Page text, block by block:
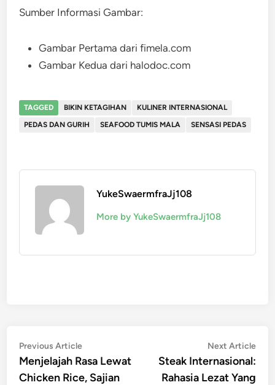
Sumber Informasi Gambar:
Gambar Pertama dari fimela.com
Gambar Kedua dari halodoc.com
TAGGED BIKIN KETAGIHAN
KULINER INTERNASIONAL
PEDAS DAN GURIH
SEAFOOD TUMIS MALA SENSASI PEDAS
YukeSwaermfraJj108
More by YukeSwaermfraJj108
Post
navigation
Previous ArticlePrevious
article:
Menjelajah Rasa Lewat
Chicken Rice, Sajian
Next Article
Steak Internasional:
Rahasia Lezat Yang